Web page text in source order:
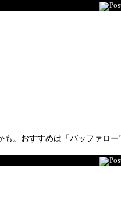
。おすすめは「バッファロ